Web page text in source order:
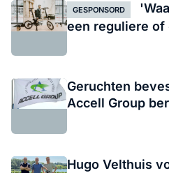
GESPONSORD
een reguliere
Geruchten
Accell Group
Hugo Velthuis